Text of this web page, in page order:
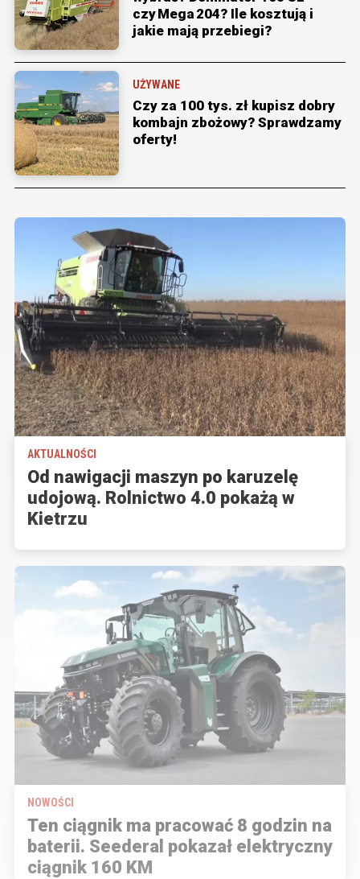
czy Mega 204? Ile kosztują i
jakie mają przebiegi?
UŻYWANE
Czy za 100 tys. zł kupisz dobry
kombajn zbożowy? Sprawdzamy
oferty!
AKTUALNOŚCI
Od nawigacji maszyn po karuzelę
udojową. Rolnictwo 4.0 pokażą w
Kietrzu
NOWOŚCI
Ten ciągnik ma pracować 8 godzin na
baterii. Seederal pokazał elektryczny
ciągnik 160 KM